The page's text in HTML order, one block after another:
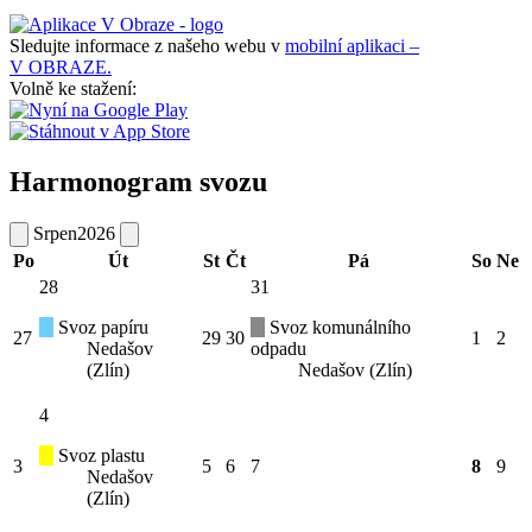
Sledujte informace z našeho webu v mobilní aplikaci –
V OBRAZE.
Volně ke stažení:
Harmonogram svozu
Srpen2026
Po
Út St Čt Pá So Ne
27
28
Svoz papíru
Nedašov
(Zlín)
29 30
31
Svoz komunálního
odpadu
Nedašov (Zlín)
1 2
3
4
Svoz plastu
Nedašov
(Zlín)
5 6 7 8 9